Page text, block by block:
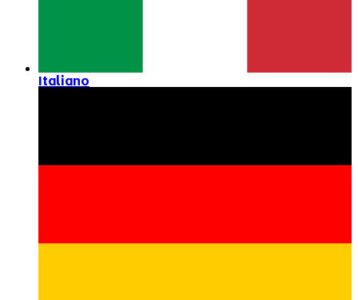
Italiano